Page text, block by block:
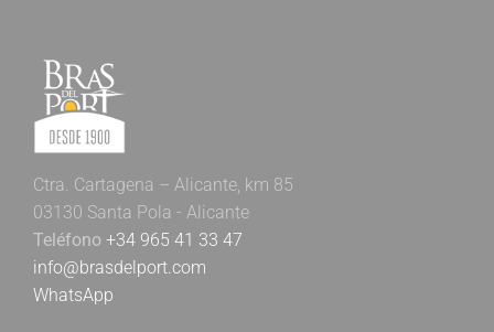
Ctra. Cartagena – Alicante, km 85
03130 Santa Pola - Alicante
Teléfono +34 965 41 33 47
info@brasdelport.com
WhatsApp